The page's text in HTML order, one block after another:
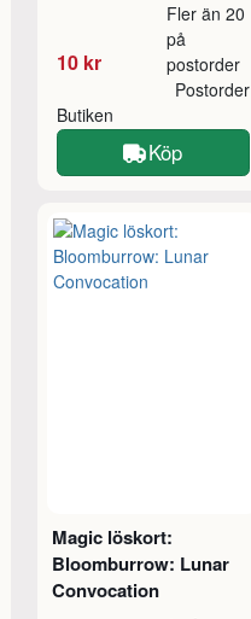
10 kr
Fler än 20
på
postorder
Butiken
Postorder
Köp
Magic löskort:
Bloomburrow: Lunar
Convocation